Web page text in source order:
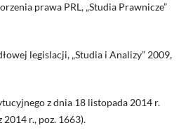
prawa PRL, „Studia Prawnicze”
legislacji, „Studia i Analizy” 2009,
z dnia 18 listopada 2014 r.
2014 r., poz. 1663).